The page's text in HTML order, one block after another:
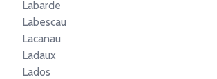
Labarde
Labescau
Lacanau
Ladaux
Lados